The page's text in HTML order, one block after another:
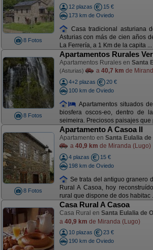
8 Fotos
12 plazas
15 €
173 km de Oviedo
Casa tradicional asturiana
Asturias con más de cien años
La Ferrería, a 1 Km de la capita ...
8 Fotos
Apartamentos Rurales
Apartamentos Rurales en Santa
(Asturias) a 40,7 km de
4+2 plazas
20 €
100 km de Oviedo
Apartamentos situados
biosfera oscos-eo, dentro de
seimeira. Preciosos paisajes que
8 Fotos
Apartamento A Casoa II
Apartamento en Santa Eulalia de
a 40,9 km de Miranda (Lugo)
4 plazas
15 €
198 km de Oviedo
Se trata del antiguo granero
Rural A Casoa, hoy
rural que dispone de dos habitac
Casa Rural A Casoa
Casa Rural en Santa Eulalia de
a 40,9 km de Miranda (Lugo)
10 plazas
23 €
190 km de Oviedo